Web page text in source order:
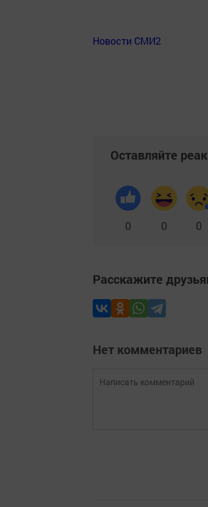
Новости СМИ2
Оставляйте
0 0 0
Расскажите
Нет комментариев